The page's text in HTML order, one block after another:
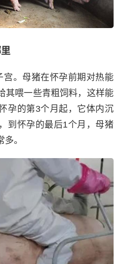
宫。母猪在怀孕前期对热能
其喂一些青粗饲料，这样能
孕的第3个月起，它体内沉
到怀孕的最后1个月，母猪
。